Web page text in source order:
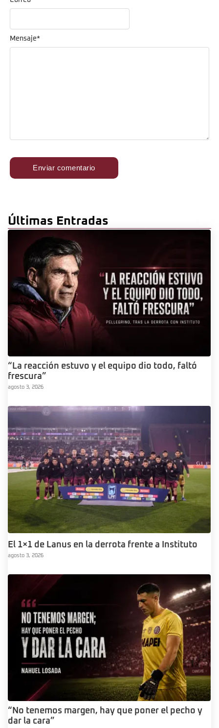
Mensaje*
Últimas Entradas
“La reacción estuvo y el equipo dio todo, faltó
frescura”
agosto 3, 2026
El 1×1 de Lanus en la derrota frente a Instituto
agosto 3, 2026
“No tenemos margen, hay que poner el pecho y
dar la cara”